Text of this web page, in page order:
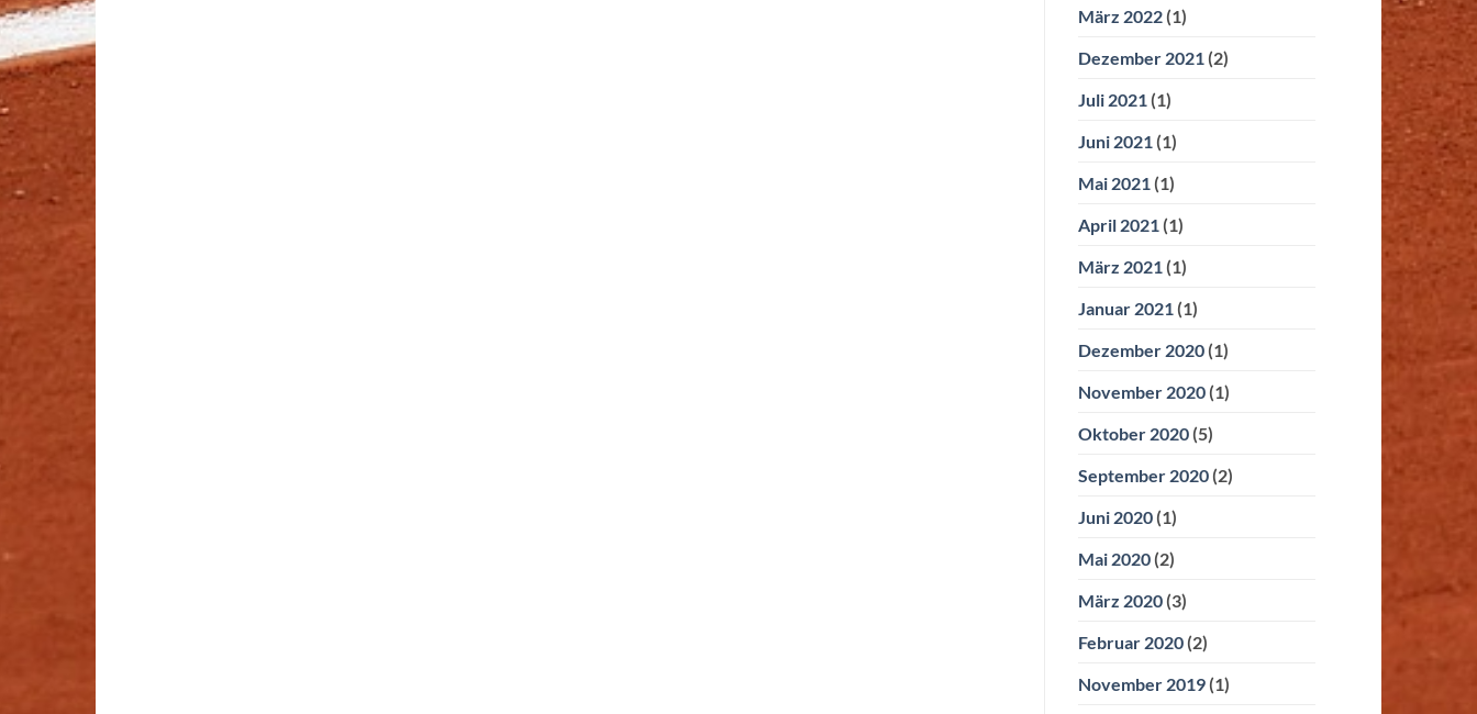
März 2022(1)
Dezember 2021(2)
Juli 2021(1)
Juni 2021(1)
Mai 2021(1)
April 2021(1)
März 2021(1)
Januar 2021(1)
Dezember 2020(1)
November 2020(1)
Oktober 2020(5)
September 2020(2)
Juni 2020(1)
Mai 2020(2)
März 2020(3)
Februar 2020(2)
November 2019(1)